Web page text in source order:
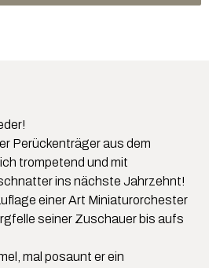
Perückenträger aus dem
trompetend und mit
ins nächste Jahrzehnt!
einer Art Miniaturorchester
seiner Zuschauer bis aufs
mal posaunt er ein